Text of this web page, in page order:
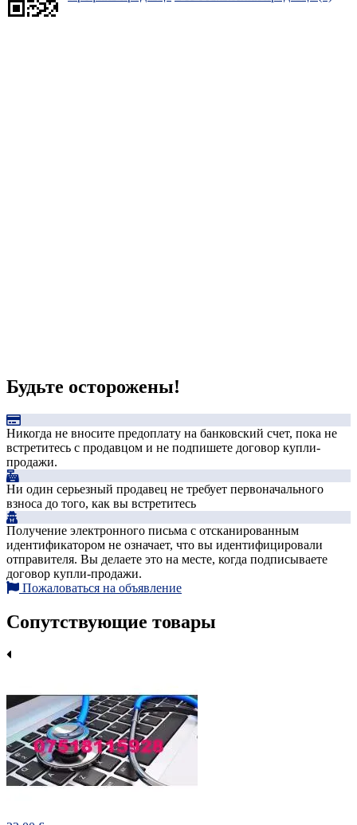
Будьте осторожены!
Никогда не вносите предоплату на банковский счет, пока не
встретитесь с продавцом и не подпишете договор купли-
продажи.
Ни один серьезный продавец не требует первоначального
взноса до того, как вы встретитесь
Получение электронного письма с отсканированным
идентификатором не означает, что вы идентифицировали
отправителя. Вы делаете это на месте, когда подписываете
договор купли-продажи.
Пожаловаться на объявление
Сопутствующие товары